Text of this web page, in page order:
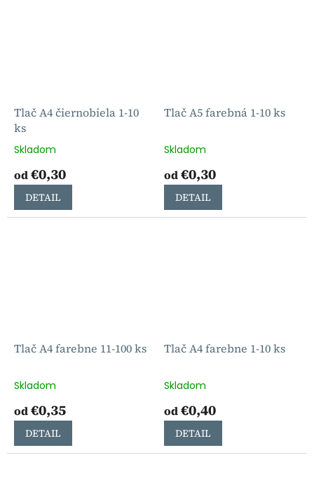
Tlač A4 čiernobiela 1-10
ks
Skladom
od€0,30
DETAIL
Tlač A5 farebná 1-10 ks
Skladom
od€0,30
DETAIL
Tlač A4 farebne 11-100 ks
Skladom
od€0,35
DETAIL
Tlač A4 farebne 1-10 ks
Skladom
od€0,40
DETAIL